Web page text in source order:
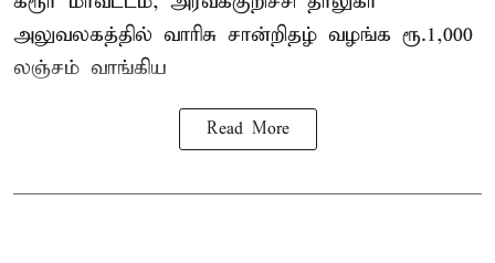
அலுவலகத்தில் வாரிசு சான்றிதழ் வழங்க ரூ.1,000
லஞ்சம் வாங்கிய
Read More